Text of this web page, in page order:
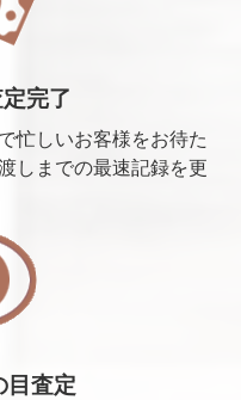
完了
忙しいお客様をお待た
しまでの最速記録を更
目査定